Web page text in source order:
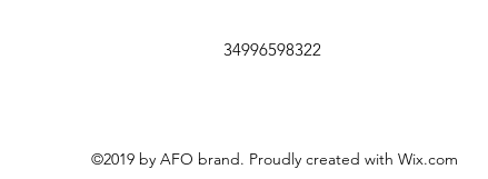
34996598322
©2019 by AFO brand. Proudly created with Wix.com